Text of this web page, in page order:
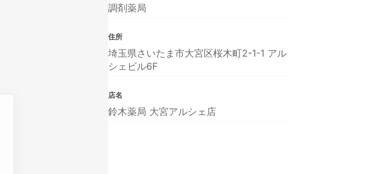
調剤薬局
住所
埼玉県さいたま市大宮区桜木町2-1-1 アル
シェビル6F
店名
鈴木薬局 大宮アルシェ店